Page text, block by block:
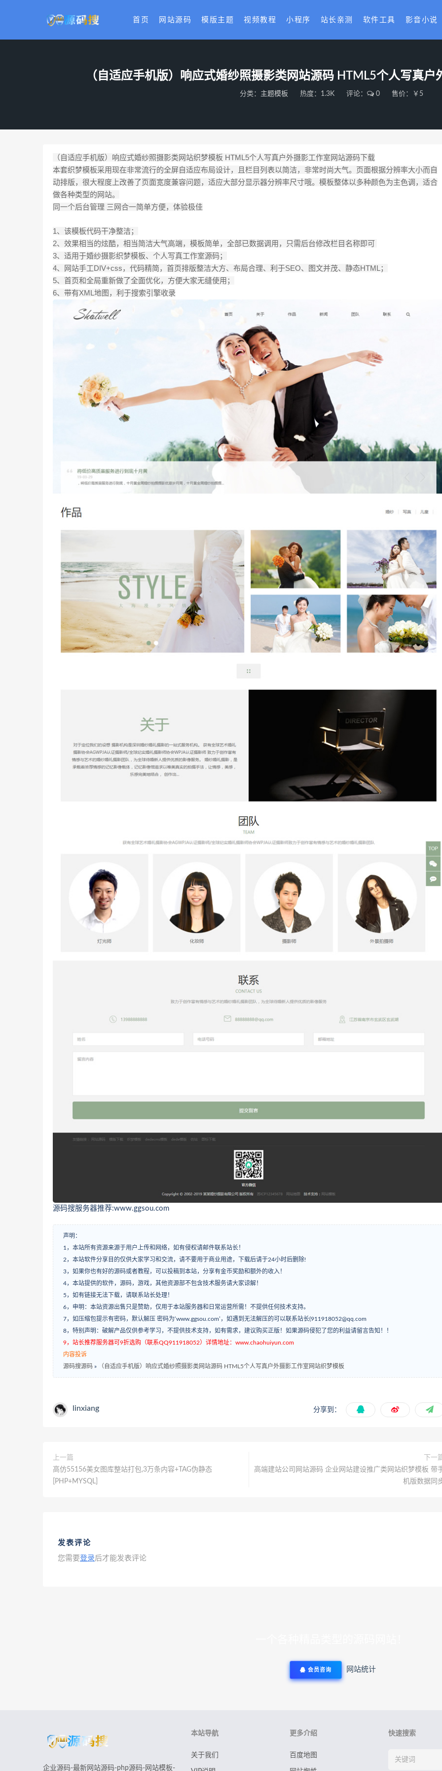
首页 网站源码 模版主题 视频教程 小程序 站长亲测 软件工具 影音小说
（自适应手机版）响应式婚纱照摄影类网站源码 HTML5个人写真
分类： 主题模板 热度：1.3K 评论： 0 售价：￥5
（自适应手机版）响应式婚纱照摄影类网站织梦模板 HTML5个人写真户外摄影工作室网站源码下载
本套织梦模板采用现在非常流行的全屏自适应布局设计，且栏目列表以简洁，非常时尚大气。页面根据分辨率大小而自
动排版，很大程度上改善了页面宽度兼容问题，适应大部分显示器分辨率尺寸哦。模板整体以多种颜色为主色调，适合
做各种类型的网站。
同一个后台管理 三网合一简单方便，体验极佳
1、该模板代码干净整洁；
2、效果相当的炫酷，相当简洁大气高端，模板简单，全部已数据调用，只需后台修改栏目名称即可
3、适用于婚纱摄影织梦模板、个人写真工作室源码；
4、网站手工DIV+css，代码精简，首页排版整洁大方、布局合理、利于SEO、图文并茂、静态HTML；
5、首页和全局重新做了全面优化，方便大家无缝使用；
6、带有XML地图，利于搜索引擎收录
源码搜服务器推荐:www.ggsou.com
声明：
1，本站所有资源来源于用户上传和网络，如有侵权请邮件联系站长！
2，本站软件分享目的仅供大家学习和交流，请不要用于商业用途，下载后请于24小时后删除!
3，如果你也有好的源码或者教程，可以投稿到本站，分享有金币奖励和额外的收入！
4，本站提供的软件，源码，游戏，其他资源部不包含技术服务请大家谅解！
5，如有链接无法下载，请联系站长处理！
6，申明：本站资源出售只是赞助，仅用于本站服务器和日常运营所需！不提供任何技术支持。
7，如压缩包提示有密码，默认解压 密码为‘www.ggsou.com’，如遇到无法解压的可以联系站长(911918052@qq.com
8，特别声明：破解产品仅供参考学习，不提供技术支持，如有需求，建议购买正版！如果源码侵犯了您的利益请留言告知！！
9，站长推荐服务器可9折选购（联系QQ911918052）详情地址：www.chaohuiyun.com
内容投诉
源码搜源码 » （自适应手机版）响应式婚纱照摄影类网站源码 HTML5个人写真户外摄影工作室网站织梦模板
linxiang 分享到：
上一篇
高仿55156美女图库整站打包,3万条内容+TAG伪静态
[PHP+MYSQL]
下一
高端建站公司网站源码 企业网站建设推广类网站织梦模板 带
机版数据同
发表评论
您需要登录后才能发表评论
会员咨询 网站统计
企业源码-最新网站源码-php源码-网站模板-
本站导航
关于我们
更多介绍
百度地图
快速搜索